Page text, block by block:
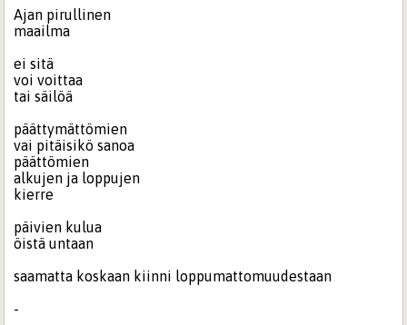
Ajan pirullinen
maailma
ei sitä
voi voittaa
tai säilöä
päättymättömien
vai pitäisikö sanoa
päättömien
alkujen ja loppujen
kierre
päivien kulua
öistä untaan
saamatta koskaan kiinni loppumattomuudestaan
-